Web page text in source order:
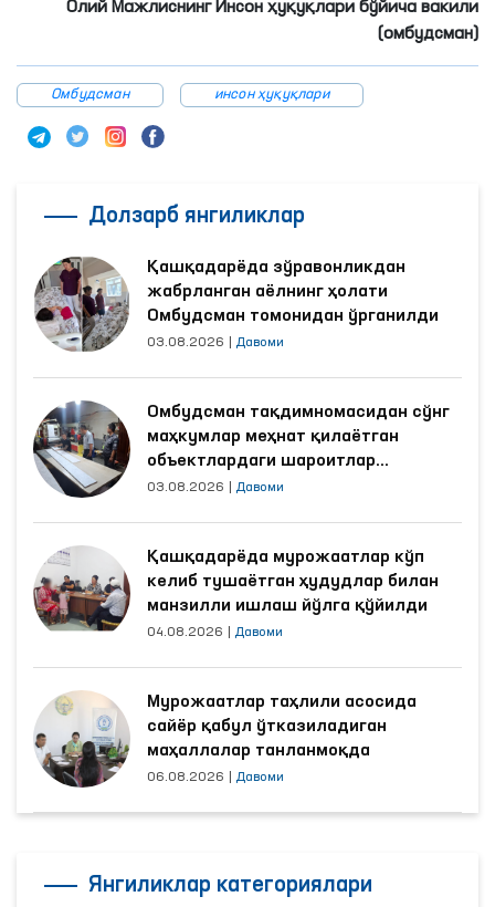
Олий Мажлиснинг Инсон ҳуқуқлари бўйича вакили
(омбудсман)
Омбудсман инсон ҳуқуқлари
Долзарб янгиликлар
Қашқадарёда зўравонликдан
жабрланган аёлнинг ҳолати
Омбудсман томонидан ўрганилди
03.08.2026 Давоми
Омбудсман тақдимномасидан сўнг
маҳкумлар меҳнат қилаётган
объектлардаги шароитлар
яхшиланди
03.08.2026 Давоми
Қашқадарёда мурожаатлар кўп
келиб тушаётган ҳудудлар билан
манзилли ишлаш йўлга қўйилди
04.08.2026 Давоми
Мурожаатлар таҳлили асосида
сайёр қабул ўтказиладиган
маҳаллалар танланмоқда
06.08.2026 Давоми
Янгиликлар категориялари